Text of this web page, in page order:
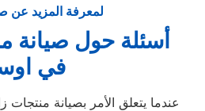
لمعرفة المزيد عن
أسئلة حول صيانة
في
عندما يتعلق الأمر بصيانة منتجات